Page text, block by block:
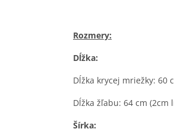
Rozmery:
Dĺžka:
Dĺžka krycej mriežky: 60
Dĺžka žľabu: 64 cm
Šírka: